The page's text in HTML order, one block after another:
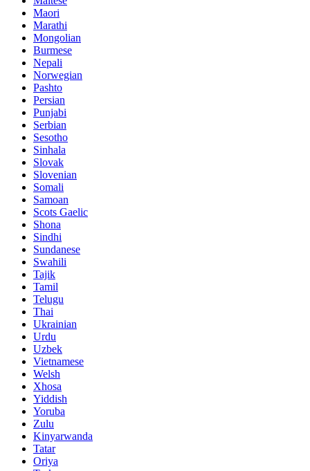
Maori
Marathi
Mongolian
Burmese
Nepali
Norwegian
Pashto
Persian
Punjabi
Serbian
Sesotho
Sinhala
Slovak
Slovenian
Somali
Samoan
Scots Gaelic
Shona
Sindhi
Sundanese
Swahili
Tajik
Tamil
Telugu
Thai
Ukrainian
Urdu
Uzbek
Vietnamese
Welsh
Xhosa
Yiddish
Yoruba
Zulu
Kinyarwanda
Tatar
Oriya